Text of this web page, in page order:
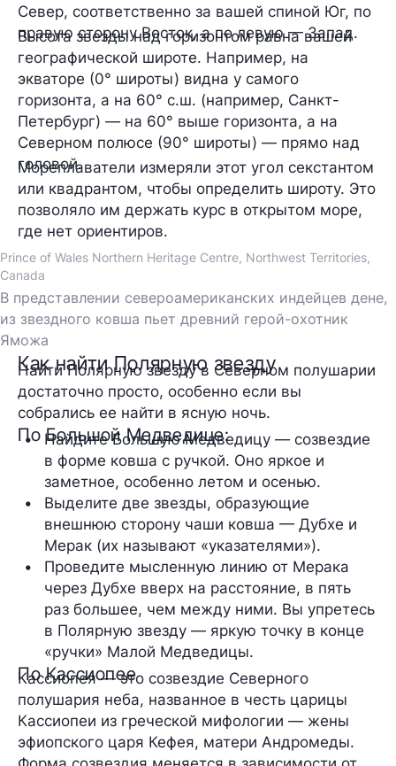
Север, соответственно за вашей спиной Юг, по
правую сторону Восток, а по левую — Запад.
Высота звезды над горизонтом равна вашей
географической широте. Например, на
экваторе (0° широты) видна у самого
горизонта, а на 60° с.ш. (например, Санкт-
Петербург) — на 60° выше горизонта, а на
Северном полюсе (90° широты) — прямо над
головой.
Мореплаватели измеряли этот угол секстантом
или квадрантом, чтобы определить широту. Это
позволяло им держать курс в открытом море,
где нет ориентиров.
Prince of Wales Northern Heritage Centre, Northwest Territories,
Canada
В представлении североамериканских индейцев дене,
из звездного ковша пьет древний герой-охотник
Яможа
Как найти Полярную звезду
Найти Полярную звезду в Северном полушарии
достаточно просто, особенно если вы
собрались ее найти в ясную ночь.
По Большой Медведице:
Найдите Большую Медведицу — созвездие
в форме ковша с ручкой. Оно яркое и
заметное, особенно летом и осенью.
Выделите две звезды, образующие
внешнюю сторону чаши ковша — Дубхе и
Мерак (их называют «указателями»).
Проведите мысленную линию от Мерака
через Дубхе вверх на расстояние, в пять
раз большее, чем между ними. Вы упретесь
в Полярную звезду — яркую точку в конце
«ручки» Малой Медведицы.
По Кассиопее
Кассиопея — это созвездие Северного
полушария неба, названное в честь царицы
Кассиопеи из греческой мифологии — жены
эфиопского царя Кефея, матери Андромеды.